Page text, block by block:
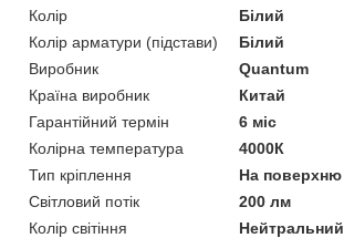
Колір
Білий
Колір арматури (підстави)
Білий
Виробник
Quantum
Країна виробник
Китай
Гарантійний термін
6 міс
Колірна температура
4000К
Тип кріплення
На поверхню
Світловий потік
200 лм
Колір світіння
Нейтральний